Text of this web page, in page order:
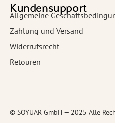
Kundensupport
Allgemeine
Zahlung und Versand
Widerrufsrecht
Retouren
© SOYUAR GmbH — 2025 Alle